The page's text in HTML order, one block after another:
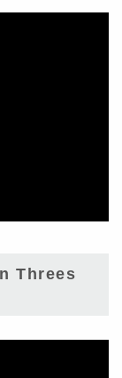
Threes